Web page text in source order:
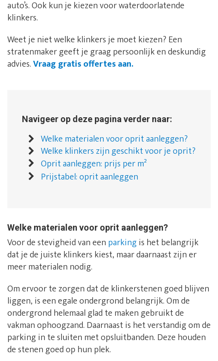
auto’s. Ook kun je kiezen voor waterdoorlatende
klinkers.
Weet je niet welke klinkers je moet kiezen? Een
stratenmaker geeft je graag persoonlijk en deskundig
advies.Vraag gratis offertes aan.
Navigeer op deze pagina verder naar:
Welke materialen voor oprit aanleggen?
Welke klinkers zijn geschikt voor je oprit?
Oprit aanleggen: prijs per m²
Prijstabel: oprit aanleggen
Welke materialen voor oprit aanleggen?
Voor de stevigheid van een parkingis het belangrijk
dat je de juiste klinkers kiest, maar daarnaast zijn er
meer materialen nodig.
Om ervoor te zorgen dat de klinkerstenen goed blijven
liggen, is een egale ondergrond belangrijk. Om de
ondergrond helemaal glad te maken gebruikt de
vakman ophoogzand. Daarnaast is het verstandig om de
parking in te sluiten met opsluitbanden. Deze houden
de stenen goed op hun plek.